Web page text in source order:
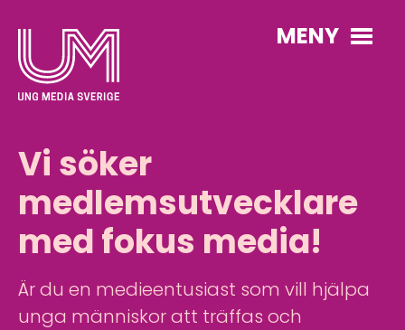
MENY
Vi söker
medlemsutvecklare
med fokus media!
Är du en medieentusiast som vill hjälpa
unga människor att träffas och